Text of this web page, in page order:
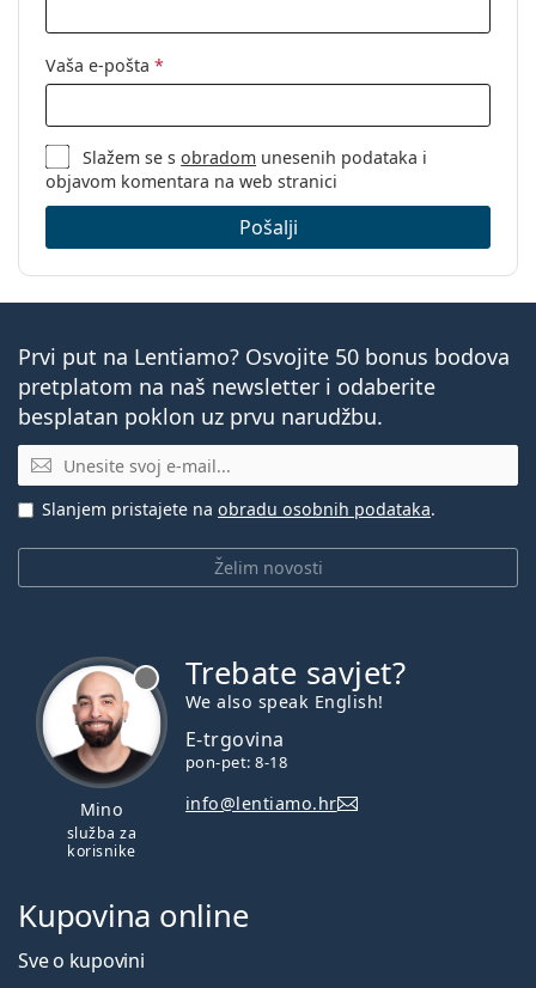
Vaša e-pošta *
Slažem se sobradom unesenih podataka i
objavom komentara na web stranici
Pošalji
Prvi put na Lentiamo? Osvojite 50 bonus bodova
pretplatom na naš newsletter i odaberite
besplatan poklon uz prvu narudžbu.
E-mail
Želim novosti
Slanjem pristajete na obradu osobnih podataka.
Mino
služba za
korisnike
Trebate savjet?
We also speak English!
E-trgovina
pon-pet: 8-18
info@lentiamo.hr
Kupovina online
Sve o kupovini